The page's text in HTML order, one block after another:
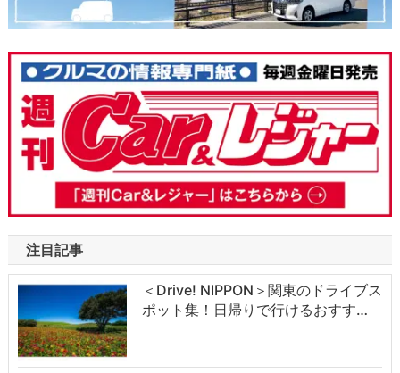
注目記事
＜Drive! NIPPON＞関東のドライブス
ポット集！日帰りで行けるおすす…